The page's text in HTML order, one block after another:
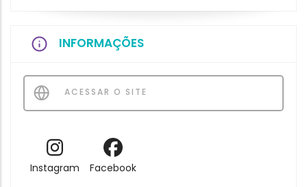
INFORMAÇÕES
ACESSAR O SITE
Instagram Facebook